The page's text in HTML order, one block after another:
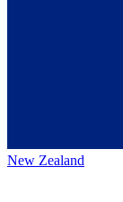
New Zealand